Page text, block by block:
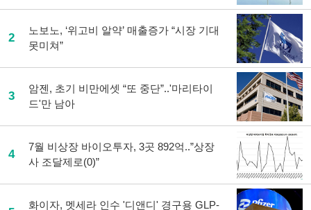
2
노보노, ‘위고비 알약’ 매출증가 “시장 기대
못미쳐”
3
암젠, 초기 비만에셋 “또 중단”..'마리타이
드'만 남아
4
7월 비상장 바이오투자, 3곳 892억..”상장
사 조달제로(0)”
화이자, 멧세라 인수 '디앤디' 경구용 GLP-